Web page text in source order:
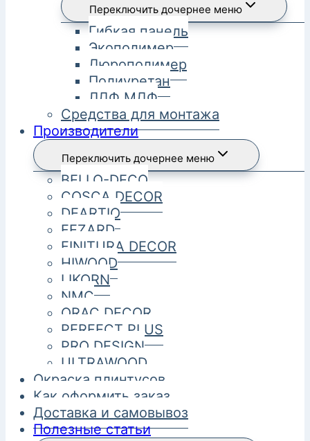
Переключить дочернее меню
Гибкая панель
Экополимер
Дюрополимер
Полиуретан
ЛДФ МДФ
Средства для монтажа
Производители
Переключить дочернее меню
BELLO-DECO
COSCA DECOR
DEARTIO
FEZARD
FINITURA DECOR
HIWOOD
LIKORN
NMC
ORAC DECOR
PERFECT PLUS
PRO DESIGN
ULTRAWOOD
Окраска плинтусов
Как оформить заказ
Доставка и самовывоз
Полезные статьи